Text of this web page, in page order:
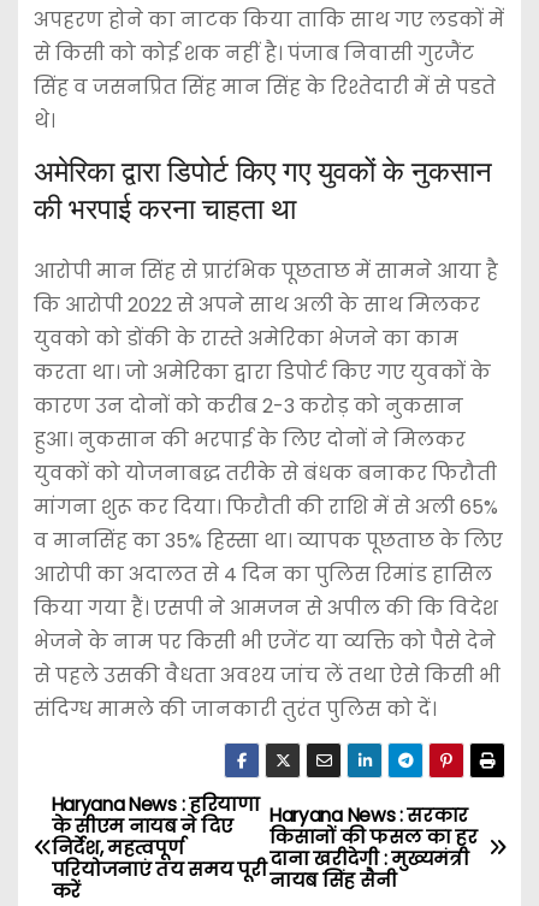
अपहरण होने का नाटक किया ताकि साथ गए लडकों में
से किसी को कोई शक नहीं है। पंजाब निवासी गुरजैंट
सिंह व जसनप्रित सिंह मान सिंह के रिश्तेदारी में से पडते
थे।
अमेरिका द्वारा डिपोर्ट किए गए युवकों के नुकसान
की भरपाई करना चाहता था
आरोपी मान सिंह से प्रारंभिक पूछताछ में सामने आया है
कि आरोपी 2022 से अपने साथ अली के साथ मिलकर
युवको को डोंकी के रास्ते अमेरिका भेजने का काम
करता था। जो अमेरिका द्वारा डिपोर्ट किए गए युवकों के
कारण उन दोनों को करीब 2-3 करोड़ को नुकसान
हुआ। नुकसान की भरपाई के लिए दोनों ने मिलकर
युवकों को योजनाबद्ध तरीके से बंधक बनाकर फिरौती
मांगना शुरू कर दिया। फिरौती की राशि में से अली 65%
व मानसिंह का 35% हिस्सा था। व्यापक पूछताछ के लिए
आरोपी का अदालत से 4 दिन का पुलिस रिमांड हासिल
किया गया हैं। एसपी ने आमजन से अपील की कि विदेश
भेजने के नाम पर किसी भी एजेंट या व्यक्ति को पैसे देने
से पहले उसकी वैधता अवश्य जांच लें तथा ऐसे किसी भी
संदिग्ध मामले की जानकारी तुरंत पुलिस को दें।
P
o
Haryana News : सरकार
किसानों की फसल का हर
दाना खरीदेगी : मुख्यमंत्री
नायब सिंह सैनी
Haryana News : हरियाणा
के सीएम नायब ने दिए
निर्देश, महत्वपूर्ण
परियोजनाएं तय समय पूरी
करें